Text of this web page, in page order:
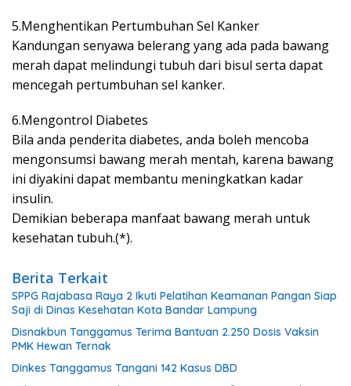
5.Menghentikan Pertumbuhan Sel Kanker
Kandungan senyawa belerang yang ada pada bawang
merah dapat melindungi tubuh dari bisul serta dapat
mencegah pertumbuhan sel kanker.
6.Mengontrol Diabetes
Bila anda penderita diabetes, anda boleh mencoba
mengonsumsi bawang merah mentah, karena bawang
ini diyakini dapat membantu meningkatkan kadar
insulin.
Demikian beberapa manfaat bawang merah untuk
kesehatan tubuh.(*).
Berita Terkait
SPPG Rajabasa Raya 2 Ikuti Pelatihan Keamanan Pangan Siap
Saji di Dinas Kesehatan Kota Bandar Lampung
Disnakbun Tanggamus Terima Bantuan 2.250 Dosis Vaksin
PMK Hewan Ternak
Dinkes Tanggamus Tangani 142 Kasus DBD